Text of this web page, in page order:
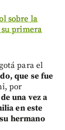
sobre la
su primera
para el
que se fue
por
una vez a
en este
hermano